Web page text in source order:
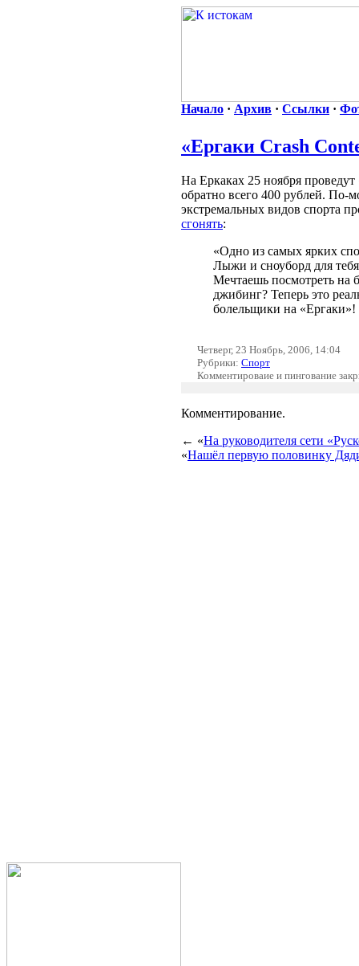
Начало · Архив · Ссылки ·
«Ергаки Crash
На Еркаках 25 ноября
обратно всего 400 рублей. По-
экстремальных видов спорта
сгонять:
«Одно из самых ярких
Лыжи и сноуборд для
Мечтаешь посмотреть на
джибинг? Теперь это
болельщики на «Ергаки»!
Четверг, 23 Ноябрь, 2006, 14:04
Рубрики: Спорт
Комментироваие и пингование
Комментирование.
← «На руководителя сети
«Нашёл первую половинку